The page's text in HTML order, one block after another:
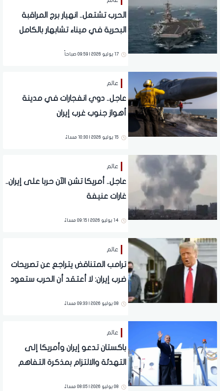
الحرب تشتعل.. انهيار برج المراقبة
البحرية في ميناء تشابهار بالكامل
17 يوليو 2026 | 09:59 صباحاً
عالم
عاجل.. دوي انفجارات في مدينة
أهواز جنوب غرب إيران
15 يوليو 2026 | 10:30 مساءً
عالم
عاجل.. أمريكا تشن الآن حربا على إيران..
غارات عنيفة
14 يوليو 2026 | 09:15 مساءً
عالم
ترامب المتناقض يتراجع عن تصريحات
ضرب إيران: لا أعتقد أن الحرب ستعود
08 يوليو 2026 | 09:33 مساءً
عالم
باكستان تدعو إيران وأمريكا إلى
التهدئة والالتزام بمذكرة التفاهم
08 يوليو 2026 | 08:05 مساءً